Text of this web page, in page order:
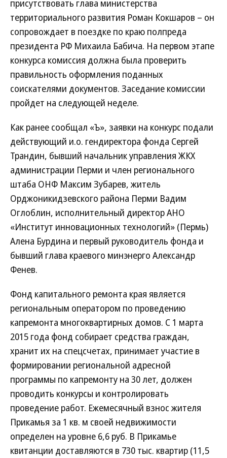
присутствовать глава министерства
территориального развития Роман Кокшаров – он
сопровождает в поездке по краю полпреда
президента РФ Михаила Бабича. На первом этапе
конкурса комиссия должна была проверить
правильность оформления поданных
соискателями документов. Заседание комиссии
пройдет на следующей неделе.
Как ранее сообщал «Ъ», заявки на конкурс подали
действующий и.о. гендиректора фонда Сергей
Трандин, бывший начальник управления ЖКХ
администрации Перми и член регионального
штаба ОНФ Максим Зубарев, житель
Орджоникидзевского района Перми Вадим
Оглоблин, исполнительный директор АНО
«Институт инновационных технологий» (Пермь)
Алена Бурдина и первый руководитель фонда и
бывший глава краевого минэнерго Александр
Фенев.
Фонд капитального ремонта края является
региональным оператором по проведению
капремонта многоквартирных домов. С 1 марта
2015 года фонд собирает средства граждан,
хранит их на спецсчетах, принимает участие в
формировании региональной адресной
программы по капремонту на 30 лет, должен
проводить конкурсы и контролировать
проведение работ. Ежемесячный взнос жителя
Прикамья за 1 кв. м своей недвижимости
определен на уровне 6,6 руб. В Прикамье
квитанции доставляются в 730 тыс. квартир (11,5